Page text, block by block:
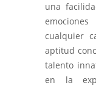
una
cualquier
aptitud
talento
en la